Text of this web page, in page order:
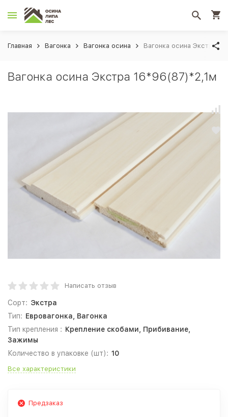
Главная Вагонка Вагонка осина Вагонка осина Экстра
Вагонка осина Экстра 16*96(87)*2,1м
Написать отзыв
Сорт: Экстра
Тип: Евровагонка, Вагонка
Тип крепления : Крепление скобами, Прибивание,
Зажимы
Количество в упаковке (шт): 10
Все характеристики
Предзаказ